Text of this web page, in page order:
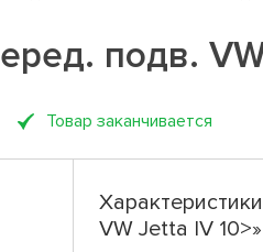
подв.
Товар заканчивается
VW Jetta IV 10>»